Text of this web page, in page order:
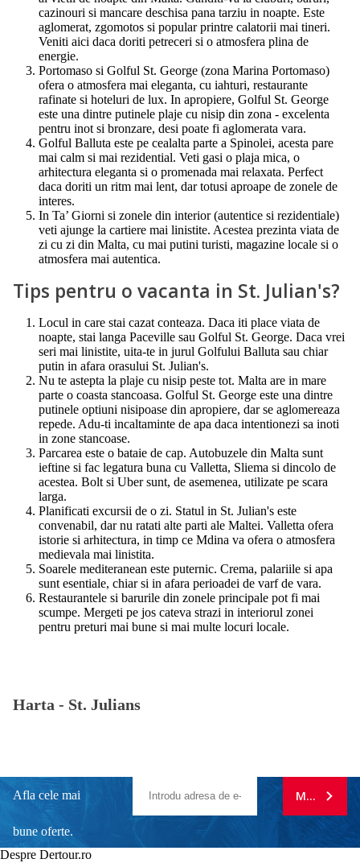
cazinouri si mancare deschisa pana tarziu in noapte. Este
aglomerat, zgomotos si popular printre calatorii mai tineri.
Veniti aici daca doriti petreceri si o atmosfera plina de
energie.
Portomaso si Golful St. George (zona Marina Portomaso)
ofera o atmosfera mai eleganta, cu iahturi, restaurante
rafinate si hoteluri de lux. In apropiere, Golful St. George
este una dintre putinele plaje cu nisip din zona - excelenta
pentru inot si bronzare, desi poate fi aglomerata vara.
Golful Balluta este pe cealalta parte a Spinolei, acesta pare
mai calm si mai rezidential. Veti gasi o plaja mica, o
arhitectura eleganta si o promenada mai relaxata. Perfect
daca doriti un ritm mai lent, dar totusi aproape de zonele de
interes.
In Ta’ Giorni si zonele din interior (autentice si rezidentiale)
veti ajunge la cartiere mai linistite. Acestea prezinta viata de
zi cu zi din Malta, cu mai putini turisti, magazine locale si o
atmosfera mai autentica.
Tips pentru o vacanta in St. Julian's?
Locul in care stai cazat conteaza. Daca iti place viata de
noapte, stai langa Paceville sau Golful St. George. Daca vrei
seri mai linistite, uita-te in jurul Golfului Balluta sau chiar
putin in afara orasului St. Julian's.
Nu te astepta la plaje cu nisip peste tot. Malta are in mare
parte o coasta stancoasa. Golful St. George este una dintre
putinele optiuni nisipoase din apropiere, dar se aglomereaza
repede. Adu-ti incaltaminte de apa daca intentionezi sa inoti
in zone stancoase.
Parcarea este o bataie de cap. Autobuzele din Malta sunt
ieftine si fac legatura buna cu Valletta, Sliema si dincolo de
acestea. Bolt si Uber sunt, de asemenea, utilizate pe scara
larga.
Planificati excursii de o zi. Statul in St. Julian's este
convenabil, dar nu ratati alte parti ale Maltei. Valletta ofera
istorie si arhitectura, in timp ce Mdina va ofera o atmosfera
medievala mai linistita.
Soarele mediteranean este puternic. Crema, palariile si apa
sunt esentiale, chiar si in afara perioadei de varf de vara.
Restaurantele si barurile din zonele principale pot fi mai
scumpe. Mergeti pe jos cateva strazi in interiorul zonei
pentru preturi mai bune si mai multe locuri locale.
Harta - St. Julians
Afla cele mai
bune oferte.
MA
Despre Dertour.ro